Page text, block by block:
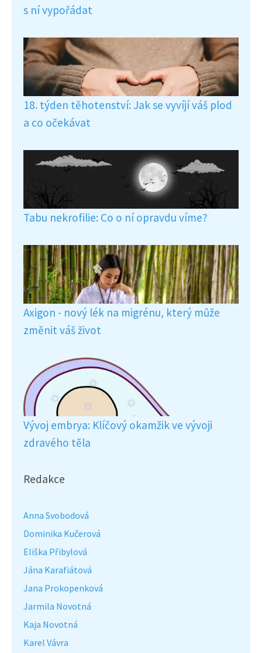
s ní vypořádat
18. týden těhotenství: Jak se vyvíjí váš plod
a co očekávat
Tabu nekrofilie: Co o ní opravdu víme?
Axigon - nový lék na migrénu, který může
změnit váš život
Vývoj embrya: Klíčový okamžik ve vývoji
zdravého těla
Redakce
Anna Svobodová
Dominika Kučerová
Eliška Přibylová
Jána Karafiátová
Jana Prokopenková
Jarmila Novotná
Kaja Novotná
Karel Vávra